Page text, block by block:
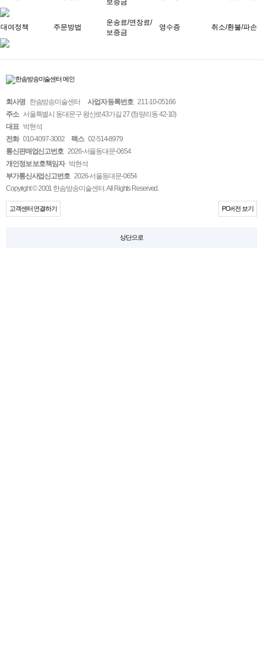
보증금
대여정책 주문방법
운송료/연장료/
보증금
영수증 취소/환불/파손
회사명 한솜방송미술센터 사업자 등록번호 211-10-05166
주소 서울특별시 동대문구 왕산로43가길 27 (청량리동 42-10)
대표 박현석
전화 010-4097-3002 팩스 02-514-8979
통신판매업신고번호 2026-서울동대문-0654
개인정보 보호책임자 박현석
부가통신사업신고번호 2026-서울동대문-0654
Copyright © 2001 한솜방송미술센터. All Rights Reserved.
고객센터 연결하기 PC버전 보기
상단으로